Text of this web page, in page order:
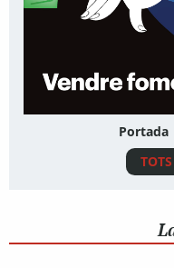
Portada